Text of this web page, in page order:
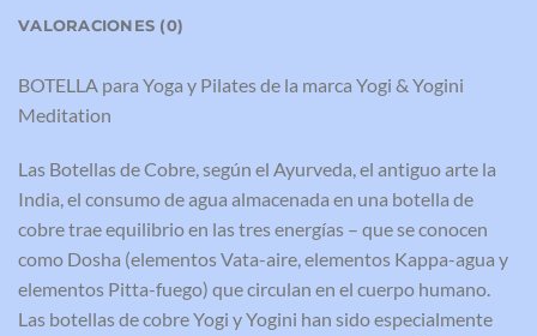
VALORACIONES (0)
BOTELLA para Yoga y Pilates de la marca Yogi & Yogini
Meditation
Las Botellas de Cobre, según el Ayurveda, el antiguo arte la
India, el consumo de agua almacenada en una botella de
cobre trae equilibrio en las tres energías – que se conocen
como Dosha (elementos Vata-aire, elementos Kappa-agua y
elementos Pitta-fuego) que circulan en el cuerpo humano.
Las botellas de cobre Yogi y Yogini han sido especialmente